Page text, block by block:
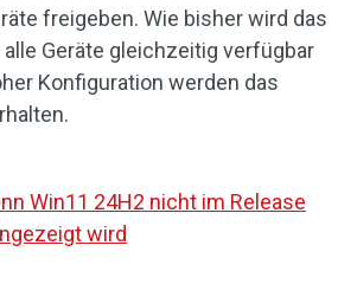
freigeben. Wie bisher wird das
Geräte gleichzeitig verfügbar
Konfiguration werden das
Win11 24H2 nicht im Release
wird